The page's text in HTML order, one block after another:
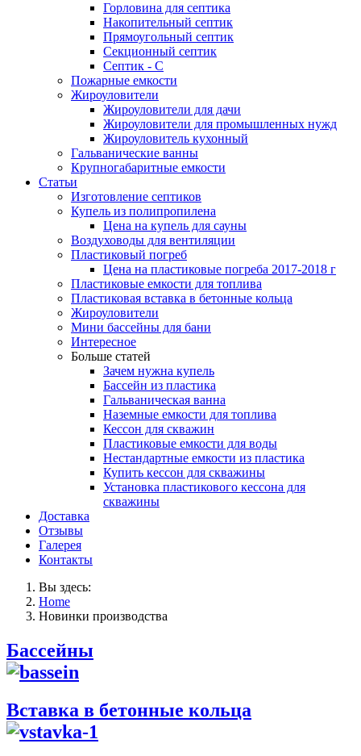
Горловина для септика
Накопительный септик
Прямоугольный септик
Секционный септик
Септик - С
Пожарные емкости
Жироуловители
Жироуловители для дачи
Жироуловители для промышленных нужд
Жироуловитель кухонный
Гальванические ванны
Крупногабаритные емкости
Статьи
Изготовление септиков
Купель из полипропилена
Цена на купель для сауны
Воздуховоды для вентиляции
Пластиковый погреб
Цена на пластиковые погреба 2017-2018 г
Пластиковые емкости для топлива
Пластиковая вставка в бетонные кольца
Жироуловители
Мини бассейны для бани
Интересное
Больше статей
Зачем нужна купель
Бассейн из пластика
Гальваническая ванна
Наземные емкости для топлива
Кессон для скважин
Пластиковые емкости для воды
Нестандартные емкости из пластика
Купить кессон для скважины
Установка пластикового кессона для
скважины
Доставка
Отзывы
Галерея
Контакты
Вы здесь:
Home
Новинки производства
Бассейны
Вставка в бетонные кольца